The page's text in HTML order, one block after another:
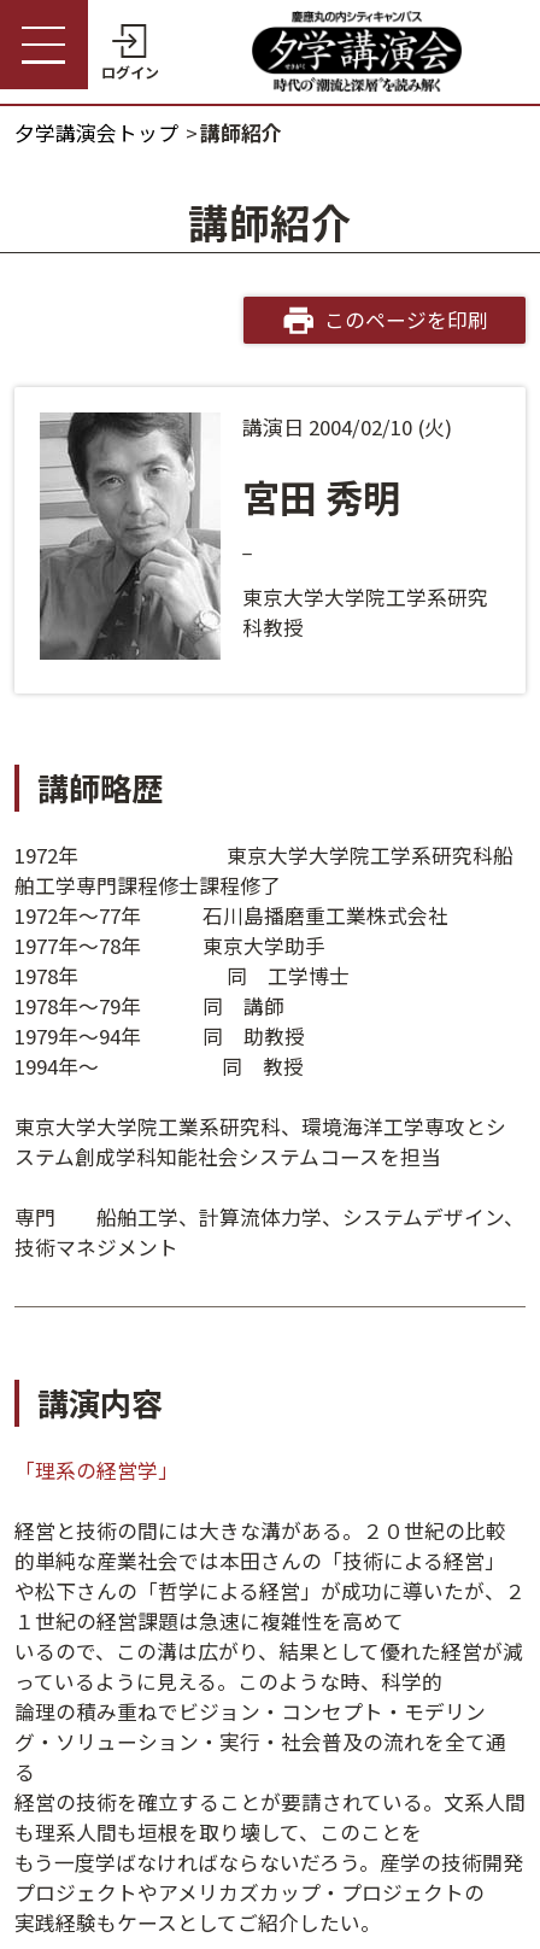
ログイン
パスワード
会員番号・パスワードをお忘れの方
ログインヘルプ
ログインする
プライバシーポリシーに同意の上ご利用ください。
初めてご利用になる方
法人会員システムご利用の方へ
夕学講演会トップ 講師紹介
講師紹介
このページを印刷
講演日 2004/02/10 (火)
宮田 秀明
東京大学大学院工学系研究
科教授
講師略歴
1972年 東京大学大学院工学系研究科船
舶工学専門課程修士課程修了
1972年～77年 石川島播磨重工業株式会社
1977年～78年 東京大学助手
1978年 同 工学博士
1978年～79年 同 講師
1979年～94年 同 助教授
1994年～ 同 教授
東京大学大学院工業系研究科、環境海洋工学専攻とシ
ステム創成学科知能社会システムコースを担当
専門 船舶工学、計算流体力学、システムデザイン、
技術マネジメント
講演内容
「理系の経営学」
経営と技術の間には大きな溝がある。２０世紀の比較
的単純な産業社会では本田さんの「技術による経営」
や松下さんの「哲学による経営」が成功に導いたが、２
１世紀の経営課題は急速に複雑性を高めて
いるので、この溝は広がり、結果として優れた経営が減
っているように見える。このような時、科学的
論理の積み重ねでビジョン・コンセプト・モデリン
グ・ソリューション・実行・社会普及の流れを全て通
る
経営の技術を確立することが要請されている。文系人間
も理系人間も垣根を取り壊して、このことを
もう一度学ばなければならないだろう。産学の技術開発
プロジェクトやアメリカズカップ・プロジェクトの
実践経験もケースとしてご紹介したい。
夕学講演会とは
開催概要
受講料金・割引制度
資料請求
ご利用ガイド
お問い合わせ
講演履歴
法人会員のご案内
講演日程ダウンロード
講演アーカイブ